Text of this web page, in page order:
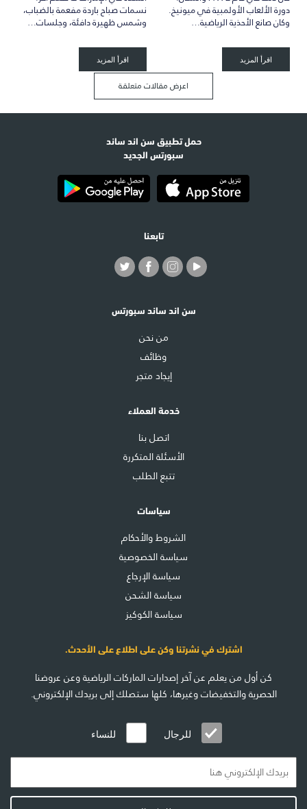
دورة الألعاب الأولمبية في ميونيخ.
وكان صانع الأحذية الرياضية…
اقرأ المزيد
نسمات صباح باردة مفعمة بالضباب،
وشمس ظهيرة دافئة، وجلسات…
اقرأ المزيد
اعرض مقالات متعلقة
حمل تطبيق سن اند ساند
سبورتس الجديد
تابعنا
سن اند ساند سبورتس
من نحن
وظائف
إيجاد متجر
خدمة العملاء
اتصل بنا
الأسئلة المتكررة
تتبع الطلب
سياسات
الشروط والأحكام
سياسة الخصوصية
سياسة الإرجاع
سياسة الشحن
سياسة الكوكيز
اشترك في نشرتنا وكن على اطلاع على الأحدث.
كن أول من يعلم عن آخر إصدارات الماركات الرياضية وعن عروضنا
الحصرية والتخفيضات وغيرها، كلها ستصلك إلى بريدك الإلكتروني.
للرجال للنساء